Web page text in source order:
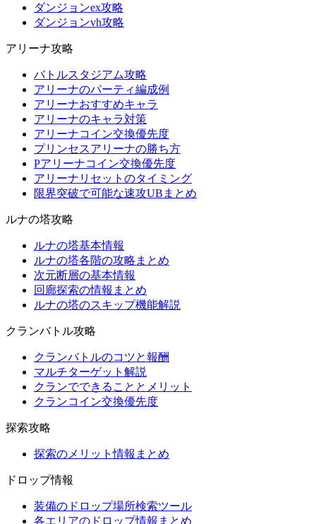
ダンジョンex攻略
ダンジョンvh攻略
アリーナ攻略
バトルスタジアム攻略
アリーナのパーティ編成例
アリーナおすすめキャラ
アリーナのキャラ対策
アリーナコイン交換優先度
プリンセスアリーナの勝ち方
Pアリーナコイン交換優先度
アリーナリセットのタイミング
限界突破で可能な速攻UBまとめ
ルナの塔攻略
ルナの塔基本情報
ルナの塔各階の攻略まとめ
次元断層の基本情報
回廊探索の情報まとめ
ルナの塔のスキップ機能解説
クランバトル攻略
クランバトルのコツと報酬
マルチターゲット解説
クランでできることとメリット
クランコイン交換優先度
探索攻略
探索のメリット情報まとめ
ドロップ情報
装備のドロップ場所検索ツール
各エリアのドロップ情報まとめ